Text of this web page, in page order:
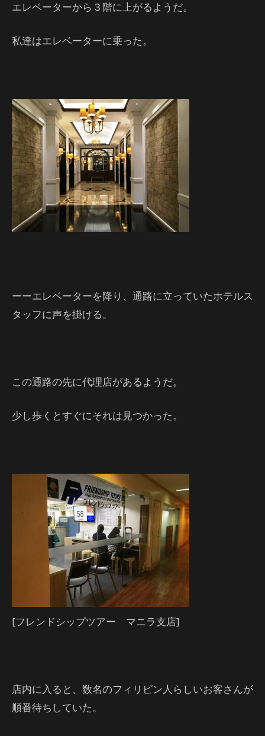
エレベーターから３階に上がるようだ。
私達はエレベーターに乗った。
ーーエレベーターを降り、通路に立っていたホテルス
タッフに声を掛ける。
この通路の先に代理店があるようだ。
少し歩くとすぐにそれは見つかった。
[フレンドシップツアー マニラ支店]
店内に入ると、数名のフィリピン人らしいお客さんが
順番待ちしていた。